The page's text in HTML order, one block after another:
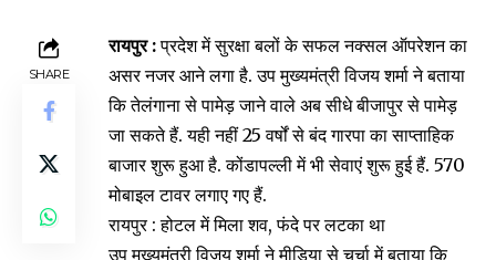
SHARE
रायपुर :प्रदेश में सुरक्षा बलों के सफल नक्सल ऑपरेशन का
असर नजर आने लगा है. उप मुख्यमंत्री विजय शर्मा ने बताया
कि तेलंगाना से पामेड़ जाने वाले अब सीधे बीजापुर से पामेड़
जा सकते हैं. यही नहीं 25 वर्षों से बंद गारपा का साप्ताहिक
बाजार शुरू हुआ है. कोंडापल्ली में भी सेवाएं शुरू हुई हैं. 570
मोबाइल टावर लगाए गए हैं.
रायपुर : होटल में मिला शव, फंदे पर लटका था
उप मुख्यमंत्री विजय शर्मा ने मीडिया से चर्चा में बताया कि